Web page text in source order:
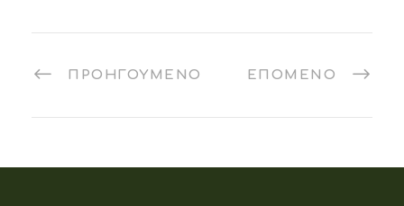
ΠΡΟΗΓΟΎΜΕΝΟ ΕΠΌΜΕΝΟ